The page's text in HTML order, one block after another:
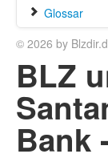
Glossar
© 2026 by
BLZ
Bank